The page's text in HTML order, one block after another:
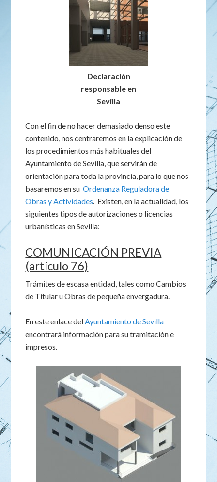
Declaración
responsable en
Sevilla
Con el fin de no hacer demasiado denso este
contenido, nos centraremos en la explicación de
los procedimientos más habituales del
Ayuntamiento de Sevilla, que servirán de
orientación para toda la provincia, para lo que nos
basaremos en suOrdenanza Reguladora de
Obras y Actividades. Existen, en la actualidad, los
siguientes tipos de autorizaciones o licencias
urbanísticas en Sevilla:
COMUNICACIÓN PREVIA
(artículo 76)
Trámites de escasa entidad, tales como Cambios
de Titular u Obras de pequeña envergadura.
En este enlace delAyuntamiento de Sevilla
encontrará información para su tramitación e
impresos.